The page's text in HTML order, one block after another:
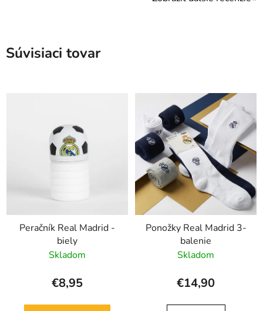
Súvisiaci tovar
Peračník Real Madrid -
biely
Skladom
€8,95
Ponožky Real Madrid 3-
balenie
Skladom
€14,90